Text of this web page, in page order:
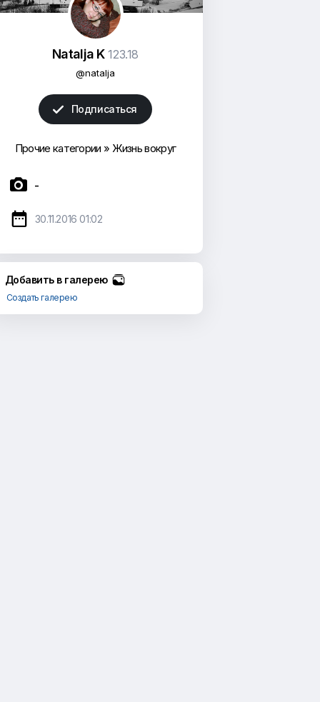
Natalja K 123.18
@natalja
 Подписаться
Прочие категории » Жизнь вокруг
 -
 30.11.2016 01:02
Добавить в галерею
Создать галерею